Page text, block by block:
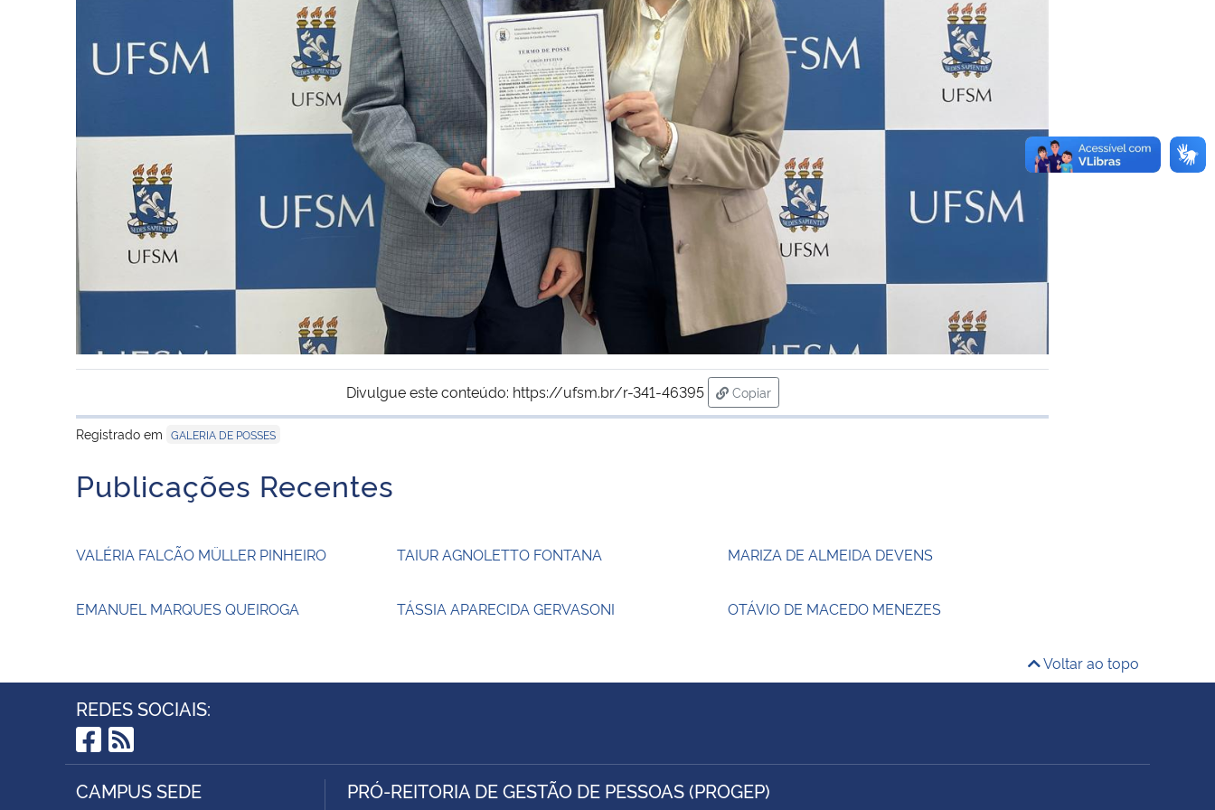
Divulgue este conteúdo: https://ufsm.br/r-341-46395
Copiar
para área de transferência
Registrado em GALERIA DE POSSES
Publicações Recentes
VALÉRIA FALCÃO MÜLLER PINHEIRO TAIUR AGNOLETTO FONTANA MARIZA DE ALMEIDA DEVENS
EMANUEL MARQUES QUEIROGA TÁSSIA APARECIDA GERVASONI OTÁVIO DE MACEDO MENEZES
Voltar ao topo
REDES SOCIAIS:
Facebook
RSS
CAMPUS SEDE PRÓ-REITORIA DE GESTÃO DE PESSOAS (PROGEP)